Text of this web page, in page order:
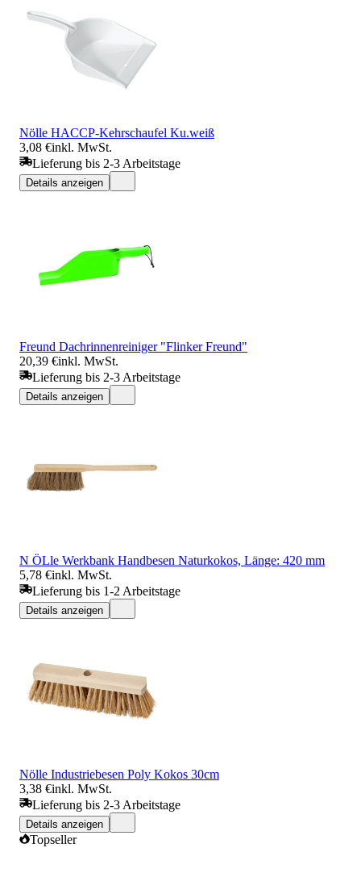
Nölle HACCP-Kehrschaufel Ku.weiß
3,08 €inkl. MwSt.
Lieferung bis 2-3 Arbeitstage
Details anzeigen
Freund Dachrinnenreiniger "Flinker Freund"
20,39 €inkl. MwSt.
Lieferung bis 2-3 Arbeitstage
Details anzeigen
N ÖLle Werkbank Handbesen Naturkokos, Länge: 420 mm
5,78 €inkl. MwSt.
Lieferung bis 1-2 Arbeitstage
Details anzeigen
Nölle Industriebesen Poly Kokos 30cm
3,38 €inkl. MwSt.
Lieferung bis 2-3 Arbeitstage
Details anzeigen
Topseller